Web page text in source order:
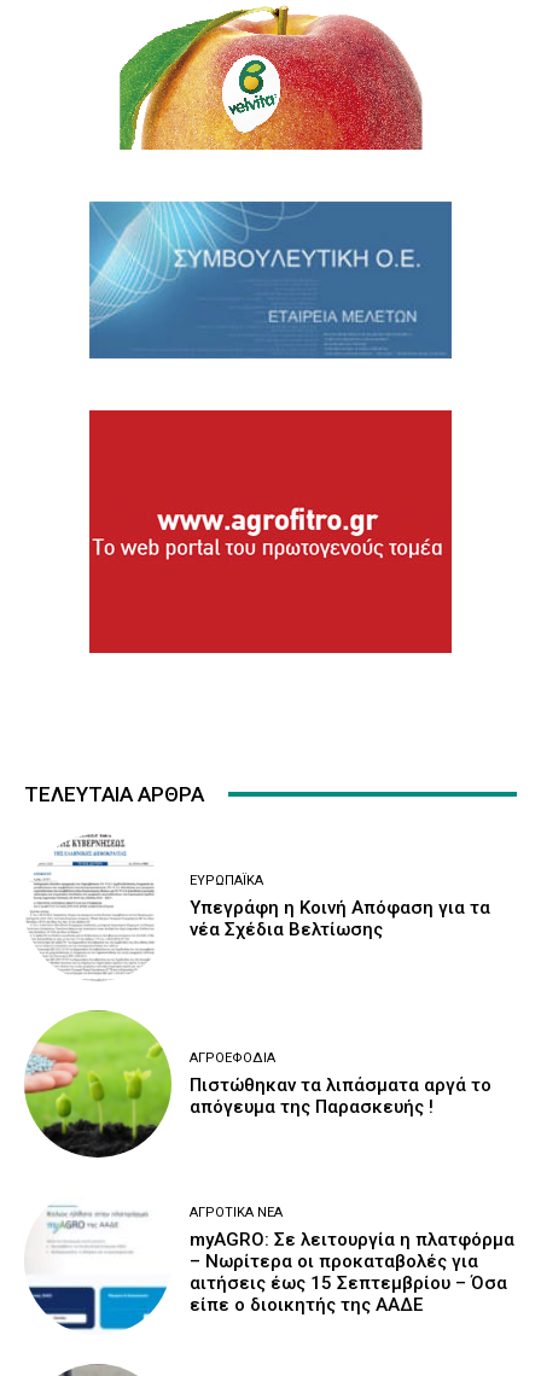
ΤΕΛΕΥΤΑΙΑ ΑΡΘΡΑ
ΕΥΡΩΠΑΪΚΆ
Υπεγράφη η Κοινή Απόφαση για τα
νέα Σχέδια Βελτίωσης
ΑΓΡΟΕΦΌΔΙΑ
Πιστώθηκαν τα λιπάσματα αργά το
απόγευμα της Παρασκευής !
ΑΓΡΟΤΙΚΆ ΝΈΑ
myAGRO: Σε λειτουργία η πλατφόρμα
– Νωρίτερα οι προκαταβολές για
αιτήσεις έως 15 Σεπτεμβρίου – Όσα
είπε ο διοικητής της ΑΑΔΕ